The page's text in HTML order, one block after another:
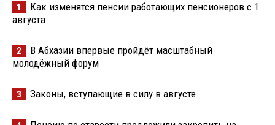
1
Как изменятся пенсии работающих пенсионеров с 1
августа
2
В Абхазии впервые пройдёт масштабный
молодёжный форум
3 Законы, вступающие в силу в августе